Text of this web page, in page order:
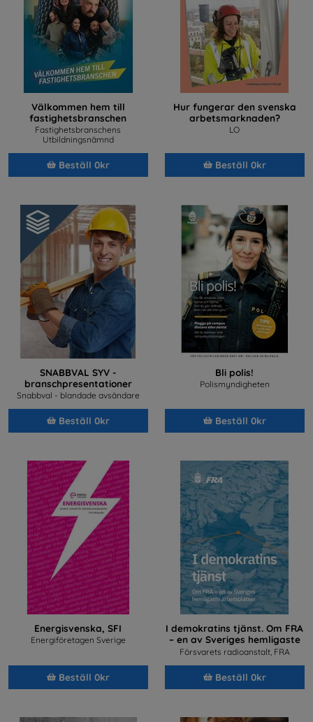
Välkommen hem till
fastighetsbranschen
Fastighetsbranschens
Utbildningsnämnd
Beställ 0kr
Hur fungerar den svenska
arbetsmarknaden?
LO
Beställ 0kr
SNABBVAL SYV -
branschpresentationer
Snabbval - blandade avsändare
Beställ 0kr
Bli polis!
Polismyndigheten
Beställ 0kr
Energisvenska, SFI
Energiföretagen Sverige
Beställ 0kr
I demokratins tjänst. Om FRA
– en av Sveriges hemligaste
arbetsplatser
Försvarets radioanstalt, FRA
Beställ 0kr